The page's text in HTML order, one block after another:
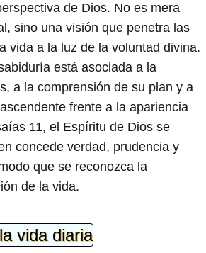
de Dios. No es mera
sino una visión que penetra las
vida a la luz de la voluntad divina.
está asociada a la
a la comprensión de su plan y a
frente a la apariencia
11, el Espíritu de Dios se
concede verdad, prudencia y
que se reconozca la
de la vida.
vida diaria